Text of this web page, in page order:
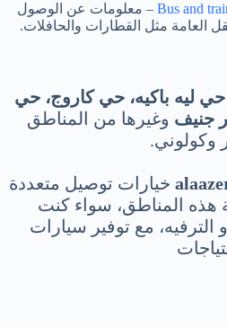
Bus and – معلومات عن الوصول
العامة مثل القطارات والحافلات.
حي ليه باكيه، حي كاروج، حي
جنيف وغيرها من المناطق
وكولوني.
خيارات توصيل متعددة
هذه المناطق، سواء كنت
مع توفير سيارات